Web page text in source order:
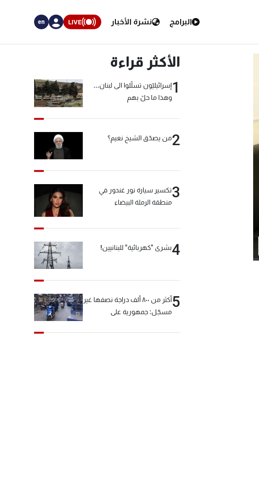
البرامج نشرة الأخبار LIVE
en
الأكثر قراءة
1إسرائيليّون تسلّلوا الى لبنان...
وهذا ما حلّ بهم
2من يصدّق الشيخ نعيم؟
3تكسير سيارة نور غندور في
منطقة الرملة البيضاء
4بشرى "كهربائية" للبنانيين!
5
أكثر من ٨٠٠ ألف دراجة نصفها غير
مسجّل: جمهورية على